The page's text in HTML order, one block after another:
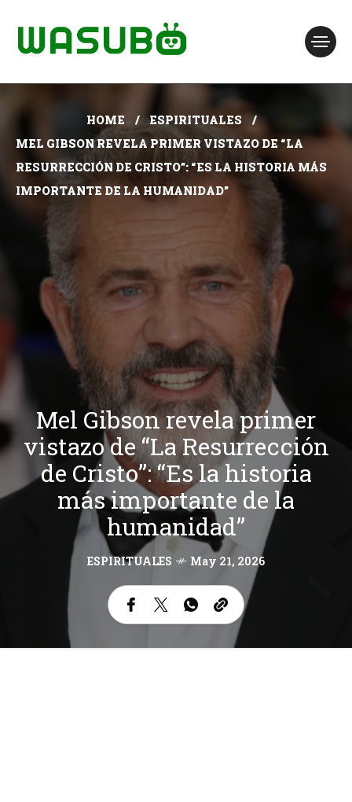
HOME
ESPIRITUALES
MEL GIBSON REVELA PRIMER VISTAZO DE “LA
RESURRECCIÓN DE CRISTO”: “ES LA HISTORIA MÁS
IMPORTANTE DE LA HUMANIDAD”
Mel Gibson revela primer
vistazo de “La Resurrección
de Cristo”: “Es la historia
más importante de la
humanidad”
ESPIRITUALES May 21, 2026